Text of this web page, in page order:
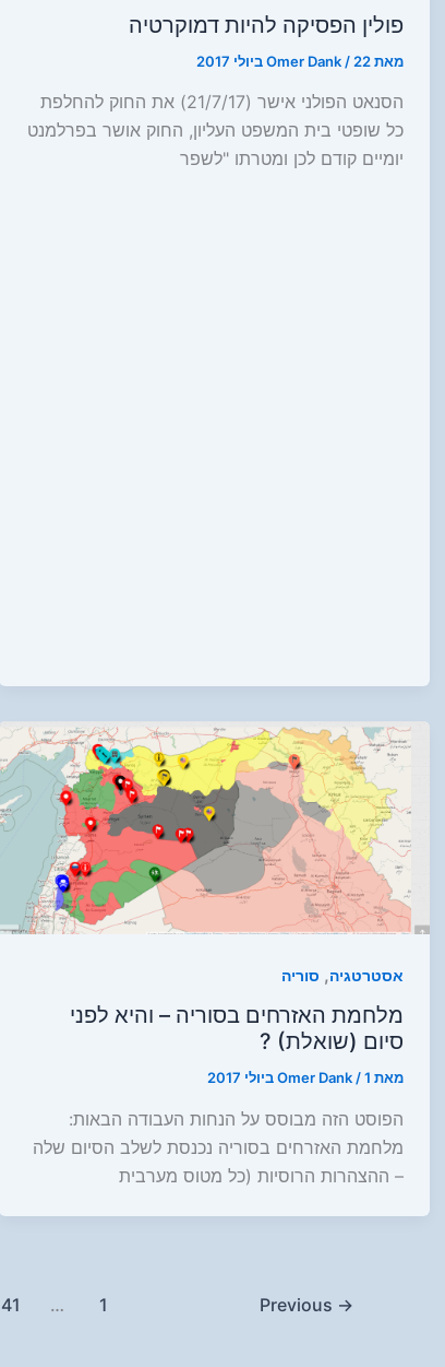
פולין הפסיקה להיות דמוקרטיה
מאת Omer Dank / 22 ביולי 2017
הסנאט הפולני אישר (21/7/17) את החוק להחלפת
כל שופטי בית המשפט העליון, החוק אושר בפרלמנט
יומיים קודם לכן ומטרתו "לשפר
אסטרטגיה, סוריה
מלחמת האזרחים בסוריה – והיא לפני
סיום (שואלת) ?
מאת Omer Dank/1 ביולי 2017
הפוסט הזה מבוסס על הנחות העבודה הבאות:
מלחמת האזרחים בסוריה נכנסת לשלב הסיום שלה
– ההצהרות הרוסיות (כל מטוס מערבית
→
1
…
41